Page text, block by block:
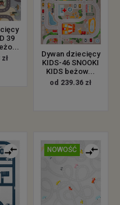
39
Dywan dziecięcy
KIDS-46 SNOOKI
KIDS beżow...
od 239.36 zł
NOWOŚĆ